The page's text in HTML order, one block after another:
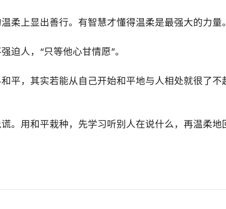
柔上显出善行。有智慧才懂得温柔是最强大的力量。
迫人，“只等他心甘情愿”。
平，其实若能从自己开始和平地与人相处就很了不
。用和平栽种，先学习听别人在说什么，再温柔地